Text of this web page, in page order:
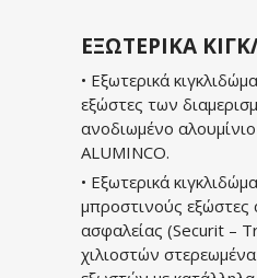
ΕΞΩΤΕΡΙΚΑ
• Εξωτερικά
εξώστες των
ανοδιωμένο αλουμίνιο
ALUMINCO.
• Εξωτερικά
μπροστινούς εξώστες
ασφαλείας (Securit –
χιλιοστών